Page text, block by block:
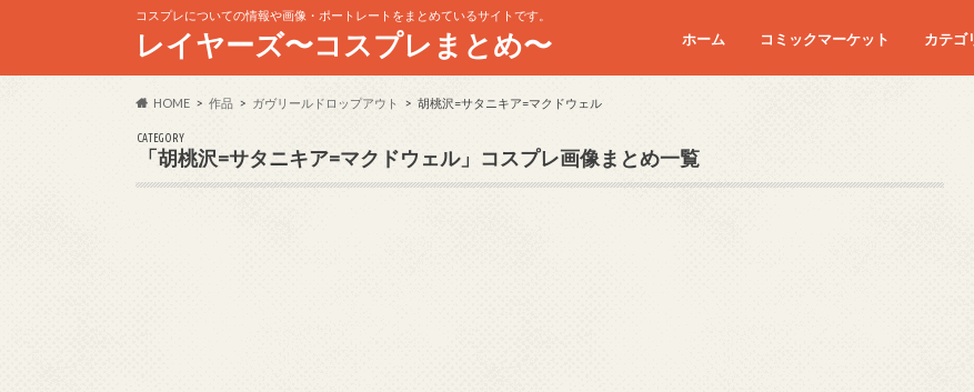
コスプレについての情報や画像・ポートレートをまとめているサイトです。
レイヤーズ〜コスプレまとめ〜 ホーム コミックマーケット
コミケC90
コミケC91
コミケC92
コミケC93
コミケC94
コミケC95
カテゴ
HOME 作品 ガヴリールドロップアウト 胡桃沢=サタニキア=マクドウェル
CATEGORY
「胡桃沢=サタニキア=マクドウェル」コスプレ画像まとめ一覧